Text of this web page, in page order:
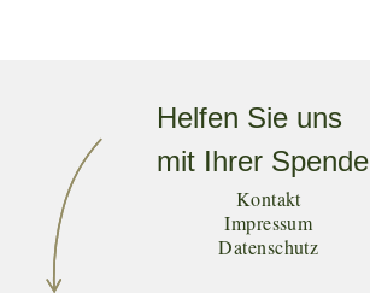
Helfen Sie uns
mit Ihrer Spende
Kontakt
Impressum
Datenschutz